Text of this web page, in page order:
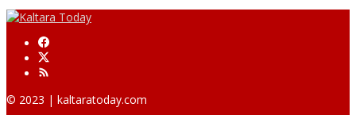
© 2023 | kaltaratoday.com